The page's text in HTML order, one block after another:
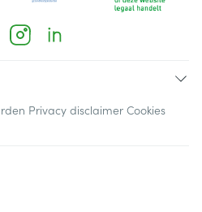
Privacy disclaimer Cookies